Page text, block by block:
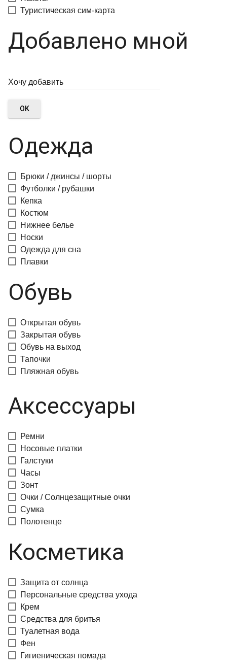
Туристическая сим-карта
Добавлено мной
OK
Одежда
Брюки / джинсы / шорты
Футболки / рубашки
Кепка
Костюм
Нижнее белье
Носки
Одежда для сна
Плавки
Обувь
Открытая обувь
Закрытая обувь
Обувь на выход
Тапочки
Пляжная обувь
Аксессуары
Ремни
Носовые платки
Галстуки
Часы
Зонт
Очки / Солнцезащитные очки
Сумка
Полотенце
Косметика
Защита от солнца
Персональные средства ухода
Крем
Средства для бритья
Туалетная вода
Фен
Гигиеническая помада